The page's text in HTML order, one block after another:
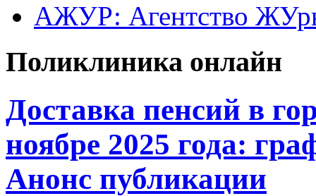
АЖУР: Агентство
Поликлиника онлайн
Доставка пенсий в
ноябре 2025 года:
Анонс публикации